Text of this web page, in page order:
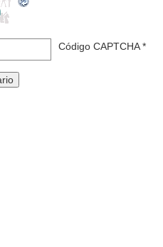
Código CAPTCHA*